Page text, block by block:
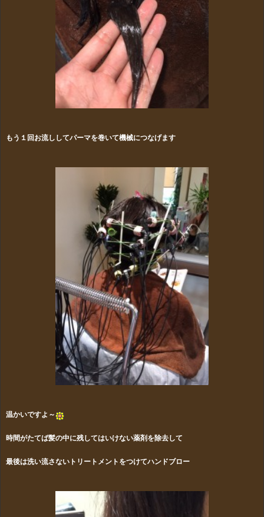
もう１回お流ししてパーマを巻いて機械につなげます
温かいですよ～
時間がたてば髪の中に残してはいけない薬剤を除去して
最後は洗い流さないトリートメントをつけてハンドブロー